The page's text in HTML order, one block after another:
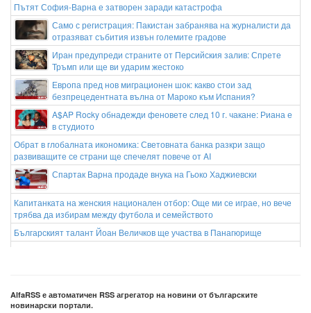
Пътят София-Варна е затворен заради катастрофа
Само с регистрация: Пакистан забранява на журналисти да
отразяват събития извън големите градове
Иран предупреди страните от Персийския залив: Спрете
Тръмп или ще ви ударим жестоко
Европа пред нов миграционен шок: какво стои зад
безпрецедентната вълна от Мароко към Испания?
A$AP Rocky обнадежди феновете след 10 г. чакане: Риана е
в студиото
Обрат в глобалната икономика: Световната банка разкри защо
развиващите се страни ще спечелят повече от AI
Спартак Варна продаде внука на Гьоко Хаджиевски
Капитанката на женския национален отбор: Още ми се играе, но вече
трябва да избирам между футбола и семейството
Българският талант Йоан Величков ще участва в Панагюрище
AlfaRSS е автоматичен RSS агрегатор на новини от българските
новинарски портали.